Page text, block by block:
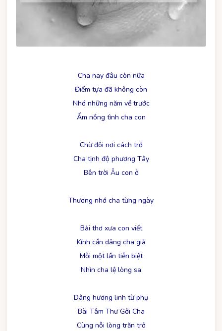
Cha nay đâu còn nữa
Điểm tựa đã không còn
Nhớ những năm về trước
Ấm nồng tình cha con
Chừ đôi nơi cách trở
Cha tịnh độ phương Tây
Bên trời Âu con ở
Thương nhớ cha từng ngày
Bài thơ xưa con viết
Kính cẩn dâng cha già
Mỗi một lần tiễn biệt
Nhìn cha lệ lòng sa
Dâng hương linh từ phụ
Bài Tâm Thư Gởi Cha
Cùng nỗi lòng trăn trở